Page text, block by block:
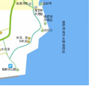
南勇浮潛
星砂灣
海世界
半潛艇
出水口
後壁湖
浮潛區
後
壁
湖
海
洋
生
物
保
護
區
卡米克
貓鼻頭公園
米克。居
水月泉